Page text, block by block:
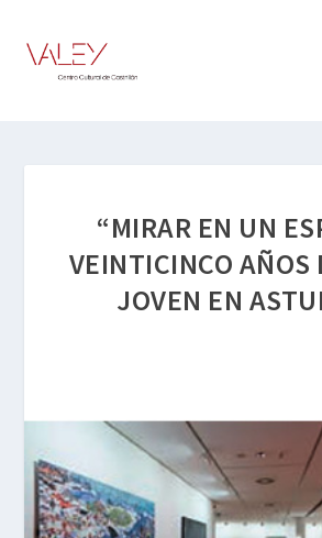
“MIRAR EN UN
VEINTICINCO AÑOS
JOVEN EN